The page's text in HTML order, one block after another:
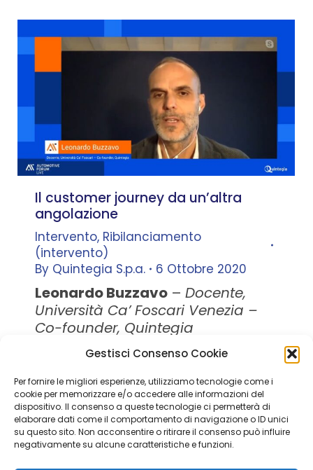
Gestisci Consenso Cookie
Per fornire le migliori esperienze, utilizziamo tecnologie come i
cookie per memorizzare e/o accedere alle informazioni del
dispositivo. Il consenso a queste tecnologie ci permetterà di
elaborare dati come il comportamento di navigazione o ID unici
su questo sito. Non acconsentire o ritirare il consenso può influire
negativamente su alcune caratteristiche e funzioni.
Il customer journey da un’altra
angolazione
Intervento, Ribilanciamento
(intervento)
By Quintegia S.p.a. 6 Ottobre 2020
Leonardo Buzzavo – Docente,
Università Ca’ Foscari Venezia –
Co-founder, Quintegia
Quintegia S.p.a. a Socio Unico
Soggetta a Direzione e Coordinamento di Q Future Srl P.I. e
C.F. 05507380268
P.I (IT) 03933040267 Capitale Sociale 100.000 € I.V.